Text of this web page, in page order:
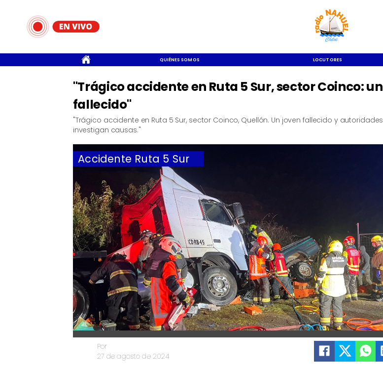
QUIÉNES SOMOS LOCUTORES
Accidente Ruta 5 Sur
Por
27 de agosto de 2024
"Trágico accidente en Ruta 5 Sur, sector Coinco: un
fallecido"
"Trágico accidente en Ruta 5 Sur, sector Coinco, Quellón. Un joven fallecido y autoridades
investigan causas."